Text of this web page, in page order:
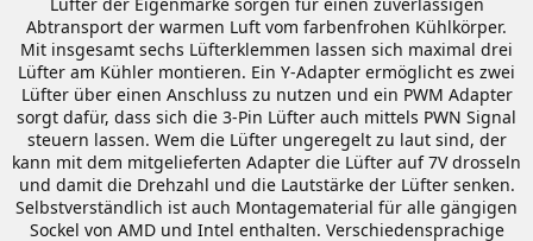
Abtransport der warmen Luft vom farbenfrohen Kühlkörper.
Mit insgesamt sechs Lüfterklemmen lassen sich maximal drei
Lüfter am Kühler montieren. Ein Y-Adapter ermöglicht es zwei
Lüfter über einen Anschluss zu nutzen und ein PWM Adapter
sorgt dafür, dass sich die 3-Pin Lüfter auch mittels PWN Signal
steuern lassen. Wem die Lüfter ungeregelt zu laut sind, der
kann mit dem mitgelieferten Adapter die Lüfter auf 7V drosseln
und damit die Drehzahl und die Lautstärke der Lüfter senken.
Selbstverständlich ist auch Montagematerial für alle gängigen
Sockel von AMD und Intel enthalten. Verschiedensprachige